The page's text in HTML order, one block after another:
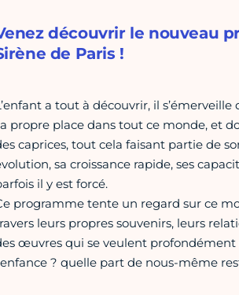
découvrir le nouveau
de Paris !
a tout à découvrir, il
propre place dans tout ce monde, et
caprices, tout cela faisant partie de
sa croissance rapide, ses
il y est forcé.
programme tente un regard sur ce
leurs propres souvenirs, leurs
œuvres qui se veulent
? quelle part de nous-même